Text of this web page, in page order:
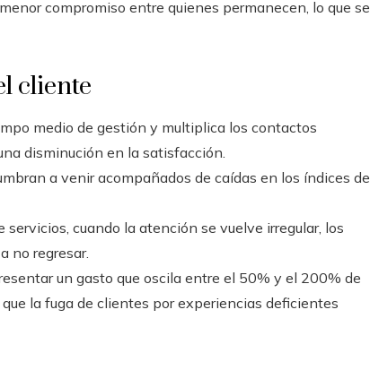
compromiso entre quienes permanecen, lo que se
cliente
medio de gestión y multiplica los contactos
disminución en la satisfacción.
a venir acompañados de caídas en los índices de
cuando la atención se vuelve irregular, los
no regresar.
un gasto que oscila entre el 50% y el 200% de
la fuga de clientes por experiencias deficientes